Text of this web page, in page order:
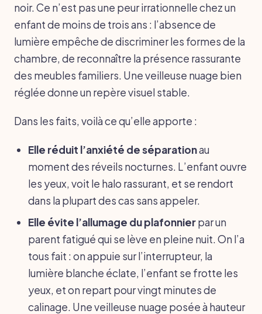
noir. Ce n’est pas une peur irrationnelle chez un
enfant de moins de trois ans : l’absence de
lumière empêche de discriminer les formes de la
chambre, de reconnaître la présence rassurante
des meubles familiers. Une veilleuse nuage bien
réglée donne un repère visuel stable.
Dans les faits, voilà ce qu’elle apporte :
Elle réduit l’anxiété de séparationau
moment des réveils nocturnes. L’enfant ouvre
les yeux, voit le halo rassurant, et se rendort
dans la plupart des cas sans appeler.
Elle évite l’allumage du plafonnierpar un
parent fatigué qui se lève en pleine nuit. On l’a
tous fait : on appuie sur l’interrupteur, la
lumière blanche éclate, l’enfant se frotte les
yeux, et on repart pour vingt minutes de
calinage. Une veilleuse nuage posée à hauteur